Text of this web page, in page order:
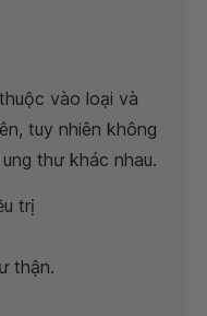
vào loại và
tuy nhiên không
thư khác nhau.
trị
thận.